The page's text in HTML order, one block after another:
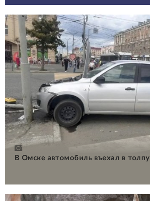
В Омске автомобиль въехал в толпу